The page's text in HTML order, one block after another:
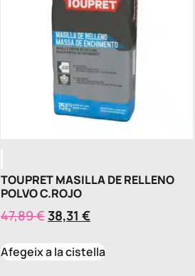
TOUPRET MASILLA DE RELLENO
POLVO C.ROJO
47,89€ 38,31 €
Afegeix a la cistella